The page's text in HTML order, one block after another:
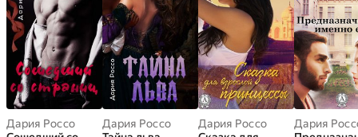
Дария Россо
Дария Россо
Дария Россо
Дария